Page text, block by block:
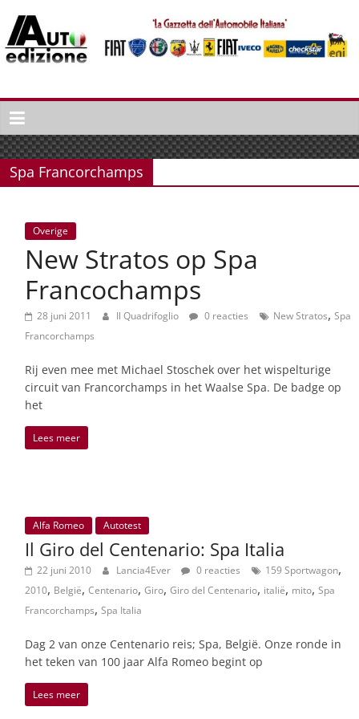
naar
inhoud
Auto
Edizione
La
Gazetta
dell'Automobile
Italiaans
autonieuws
lifestyle
Spa Francorchamps
Overige
New Stratos op Spa
Francochamps
28 juni 2011 Il Quadrifoglio 0 reacties New Stratos, Spa
Francorchamps
Rij even mee met Michael Stoschek over het wispelturige
circuit van Francorchamps in het Waalse Spa. De badge op
het
Lees meer
Alfa Romeo Autotest
Il Giro del Centenario: Spa Italia
22 juni 2010 Lancia4Ever 0 reacties 159 Sportwagon,
2010, België, Centenario, Giro, Giro del Centenario, italië, mito, Spa
Francorchamps, Spa Italia
Dag 2 van onze Centenario reis; Spa, België. Onze ronde in
het teken van 100 jaar Alfa Romeo begint op
Lees meer